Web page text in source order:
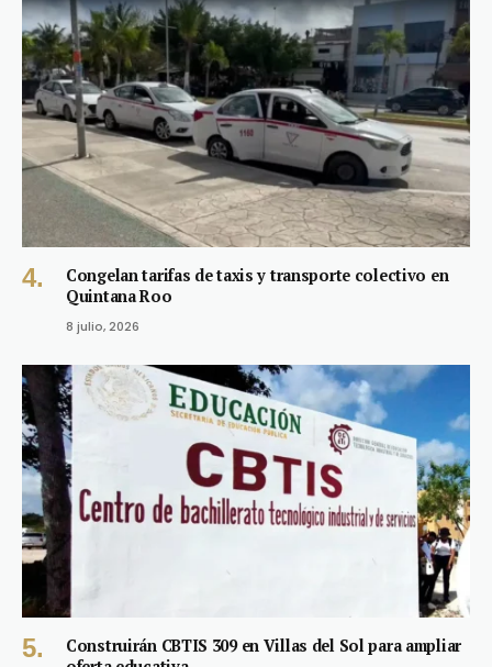
Congelan tarifas de taxis y transporte colectivo en
Quintana Roo
8 julio, 2026
Construirán CBTIS 309 en Villas del Sol para ampliar